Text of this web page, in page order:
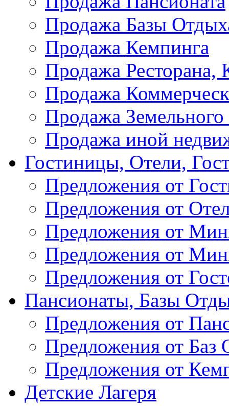
Продажа Базы
Продажа Кемпинга
Продажа Ресторана,
Продажа
Продажа Земельного
Продажа иной
Гостиницы, Отели,
Предложения от
Предложения от
Предложения от
Предложения от
Предложения от
Пансионаты, Базы
Предложения от
Предложения от Баз
Предложения от
Детские Лагеря